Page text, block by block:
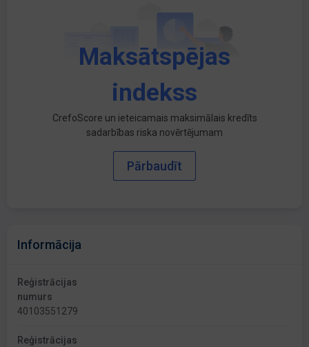
Maksātspējas
indekss
CrefoScore un ieteicamais maksimālais kredīts
sadarbības riska novērtējumam
Pārbaudīt
Informācija
Reģistrācijas
numurs
40103551279
Reģistrācijas